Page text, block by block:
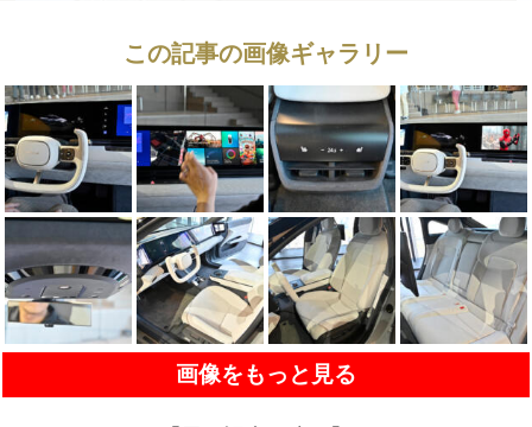
この記事の画像ギャラリー
画像をもっと見る